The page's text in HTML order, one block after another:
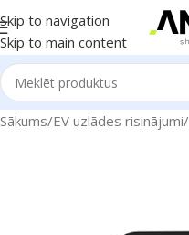
Skip to navigation
Skip to main content
Sākums/EV uzlādes risinājumi/